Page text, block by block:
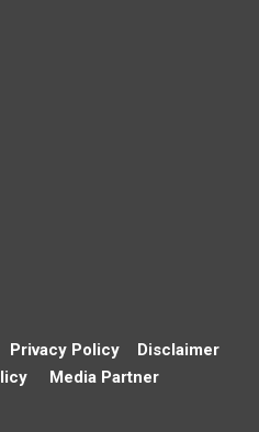
Privacy Policy
Disclaimer
Media Partner